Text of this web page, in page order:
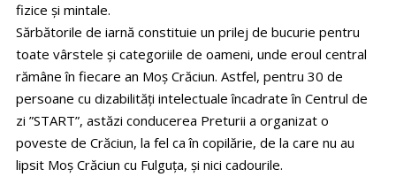
fizice și mintale.
Sărbătorile de iarnă constituie un prilej de bucurie pentru
toate vârstele și categoriile de oameni, unde eroul central
rămâne în fiecare an Moș Crăciun. Astfel, pentru 30 de
persoane cu dizabilități intelectuale încadrate în Centrul de
zi ”START”, astăzi conducerea Preturii a organizat o
poveste de Crăciun, la fel ca în copilărie, de la care nu au
lipsit Moș Crăciun cu Fulguța, și nici cadourile.